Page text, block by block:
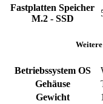
Fastplatten Speicher
M.2 - SSD
Betriebssystem OS
Gehäuse
Gewicht